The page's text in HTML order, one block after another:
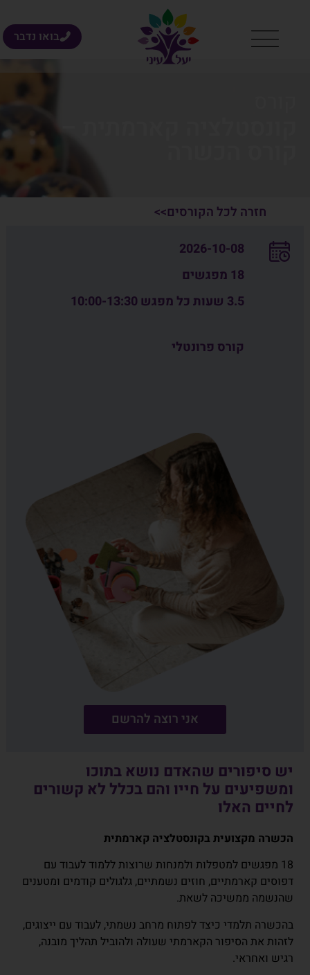
בואו נדבר
חזרה לכל הקורסים>>
יש סיפורים שהאדם נושא בתוכו
ומשפיעים על חייו והם בכלל לא קשורים
לחיים האלו
הכשרה מקצועית בקונסטלציה קארמתית
18 מפגשים למטפלות ולמנחות שרוצות ללמוד לעבוד עם
דפוסים קארמתיים, חוזים נשמתיים, גלגולים קודמים ומטענים
שהנשמה ממשיכה לשאת.
בהכשרה תלמדי כיצד לפתוח מרחב נשמתי, לעבוד עם ייצוגים,
לזהות את הסיפור הקארמתי שעולה ולהוביל תהליך מובנה,
רגיש ואחראי.
2026-10-08
18 מפגשים
3.5 שעות כל מפגש 10:00-13:30
קורס פרונטלי
אני רוצה להרשם